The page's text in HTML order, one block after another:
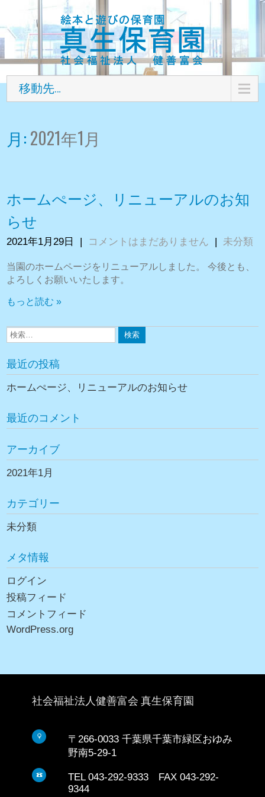
移動先…
2021年1月
ホームぺージ、リニューアルのお知
らせ
2021年1月29日 | コメントはまだありません |未分類
当園のホームページをリニューアルしました。 今後とも、
よろしくお願いいたします。
もっと読む »
最近の投稿
ホームぺージ、リニューアルのお知らせ
最近のコメント
アーカイブ
2021年1月
カテゴリー
未分類
メタ情報
ログイン
投稿フィード
コメントフィード
WordPress.org
社会福祉法人健善富会 真生保育園
〒266-0033 千葉県千葉市緑区おゆみ
野南5-29-1
TEL 043-292-9333 FAX 043-292-
9344